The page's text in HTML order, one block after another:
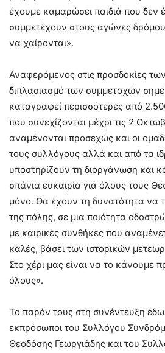
έχουμε καμαρώσει παιδιά που δεν
συμμετέχουν στους αγώνες
να χαίρονται».
Αναφερόμενος στις προσδοκίες
διπλασιασμό των συμμετοχών
καταγραφεί περισσότερες από
που συνεχίζονται μέχρι τις 2
αναμένονται προσεχώς και οι
τους συλλόγους αλλά και από τα
υποστηρίζουν τη διοργάνωση και
σπάνια ευκαιρία για όλους τους
μόνο. Θα έχουν τη δυνατότητα να
της πόλης, σε μια ποιότητα
με καιρικές συνθήκες που
καλές, βάσει των ιστορικών
Στο χέρι μας είναι να το κάνουμε
όλους».
Το παρόν τους στη συνέντευξη
εκπρόσωποι του Συλλόγου
Θεοδόσης Γεωργιάδης και του